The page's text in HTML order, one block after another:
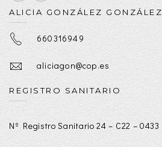
ALICIA GONZÁLEZ GONZÁLEZ
660316949
aliciagon@cop.es
REGISTRO SANITARIO
Nº Registro Sanitario 24 – C22 – 0433